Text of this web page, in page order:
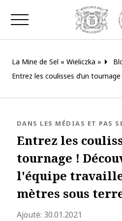
La Mine de Sel « Wieliczka »
Entrez les coulisses d’un
Entrez les
tournage !
l'équipe travaille
mètres sous
BLOG.CATEGORY
DANS LES MÉDIAS ET PAS
Ajouté: 30.01.2021